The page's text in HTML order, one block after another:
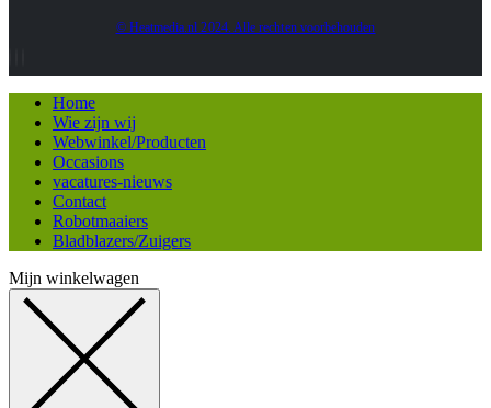
© Heatmedia.nl 2024. Alle rechten voorbehouden
Home
Wie zijn wij
Webwinkel/Producten
Occasions
vacatures-nieuws
Contact
Robotmaaiers
Bladblazers/Zuigers
Mijn winkelwagen